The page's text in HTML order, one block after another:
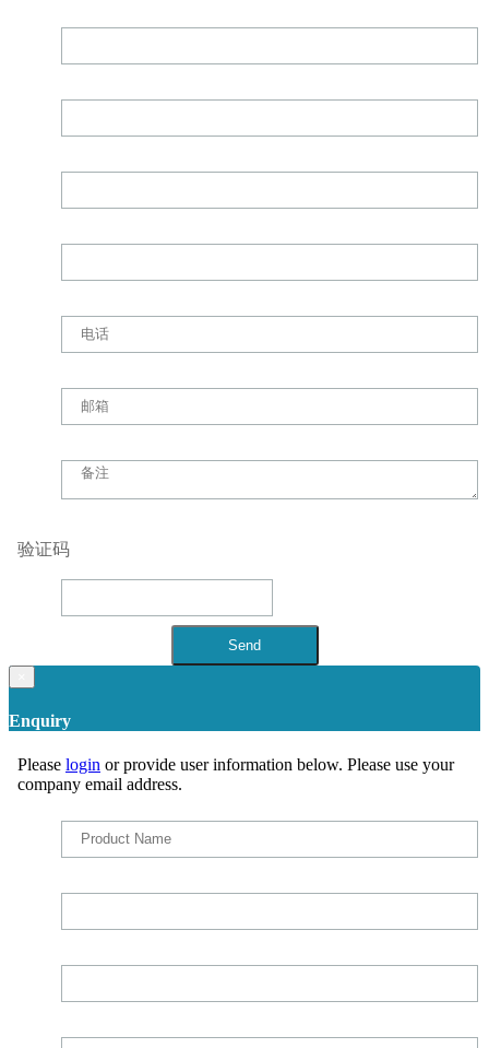
验证码
Enquiry
Please login or provide user information below. Please use your
company email address.